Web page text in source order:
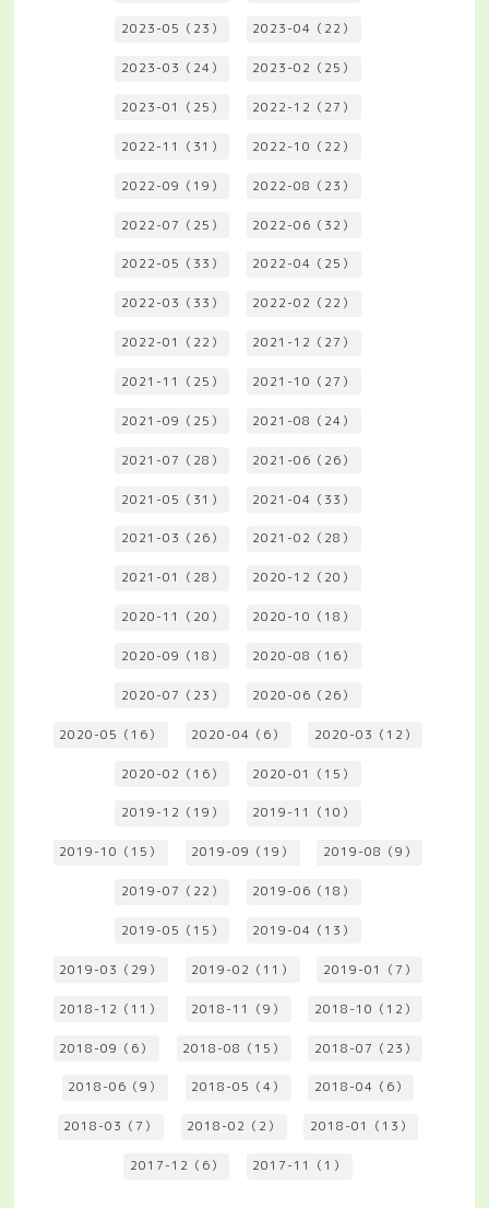
2023-05（23） 2023-04（22）
2023-03（24） 2023-02（25）
2023-01（25） 2022-12（27）
2022-11（31） 2022-10（22）
2022-09（19） 2022-08（23）
2022-07（25） 2022-06（32）
2022-05（33） 2022-04（25）
2022-03（33） 2022-02（22）
2022-01（22） 2021-12（27）
2021-11（25） 2021-10（27）
2021-09（25） 2021-08（24）
2021-07（28） 2021-06（26）
2021-05（31） 2021-04（33）
2021-03（26） 2021-02（28）
2021-01（28） 2020-12（20）
2020-11（20） 2020-10（18）
2020-09（18） 2020-08（16）
2020-07（23） 2020-06（26）
2020-05（16） 2020-04（6） 2020-03（12）
2020-02（16） 2020-01（15）
2019-12（19） 2019-11（10）
2019-10（15） 2019-09（19） 2019-08（9）
2019-07（22） 2019-06（18）
2019-05（15） 2019-04（13）
2019-03（29） 2019-02（11） 2019-01（7）
2018-12（11） 2018-11（9） 2018-10（12）
2018-09（6） 2018-08（15） 2018-07（23）
2018-06（9） 2018-05（4） 2018-04（6）
2018-03（7） 2018-02（2） 2018-01（13）
2017-12（6） 2017-11（1）